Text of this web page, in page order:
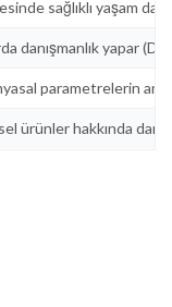
sağlıklı yaşam
danışmanlık yapar
parametrelerin
ürünler hakkında